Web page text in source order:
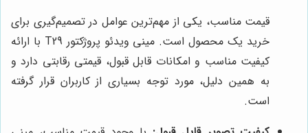
قیمت مناسب، یکی از مهم‌ترین عوامل در تصمیم‌گیری برای
خرید یک محصول است. مینی ویدئو پروژکتور T29 با ارائه
کیفیت مناسب و امکانات قابل قبول، قیمتی رقابتی دارد و
به همین دلیل، مورد توجه بسیاری از کاربران قرار گرفته
است.